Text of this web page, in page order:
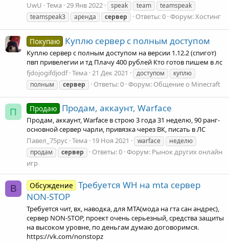
UwU Тема 29 Янв 2022 speak team
teamspeak
teamspeak3
аренда сервер Ответы: 0 Форум:Хостинг
Покупаю Куплю сервер с полным доступом
Куплю сервер с полным доступом на версии 1.12.2 (спигот)
пвп привелегии и тд Плачу 400 рублей Кто готов пишем в лс
fjdojogifdjodf Тема 21 Дек 2021 доступом
куплю
полным
сервер Ответы: 0 Форум: Общение о Minecraft
П Продаю Продам, аккаунт, Warface
Продам, аккаунт, Warface в строю 3 года 31 неделю, 90 ранг-
основной сервер чарли, привязка через ВК, писать в ЛС
Павел_75рус Тема 19 Ноя 2021 warface
неделю
продам
сервер Ответы: 0 Форум: Рынок других онлайн
игр
B Обсуждение Требуется WH на mta сервер
NON-STOP
Требуется чит, вх, наводка, для МТА(мода на гта сан андрес),
сервер NON-STOP, проект очень серьезный, средства защиты
на высоком уровне, по деньгам думаю договоримся.
https://vk.com/nonstopz